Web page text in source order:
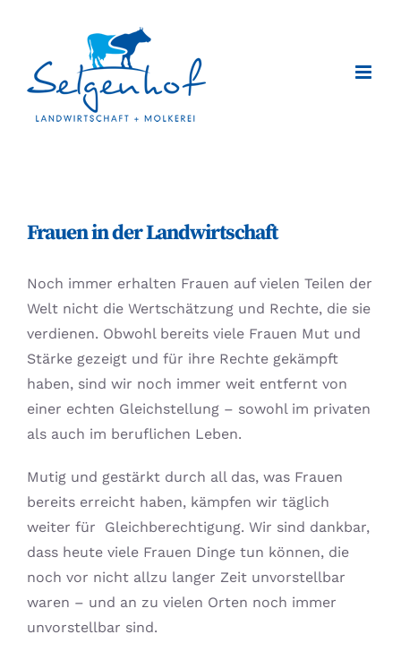
springen
Frauen in der Landwirtschaft
Noch immer erhalten Frauen auf vielen Teilen der
Welt nicht die Wertschätzung und Rechte, die sie
verdienen. Obwohl bereits viele Frauen Mut und
Stärke gezeigt und für ihre Rechte gekämpft
haben, sind wir noch immer weit entfernt von
einer echten Gleichstellung – sowohl im privaten
als auch im beruflichen Leben.
Mutig und gestärkt durch all das, was Frauen
bereits erreicht haben, kämpfen wir täglich
weiter für
Gleichberechtigung. Wir sind dankbar,
dass heute viele Frauen Dinge tun können, die
noch vor nicht allzu langer Zeit unvorstellbar
waren – und an zu vielen Orten noch immer
unvorstellbar sind.